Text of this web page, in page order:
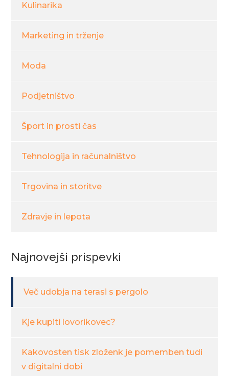
Kulinarika
Marketing in trženje
Moda
Podjetništvo
Šport in prosti čas
Tehnologija in računalništvo
Trgovina in storitve
Zdravje in lepota
Najnovejši prispevki
Več udobja na terasi s pergolo
Kje kupiti lovorikovec?
Kakovosten tisk zloženk je pomemben tudi
v digitalni dobi